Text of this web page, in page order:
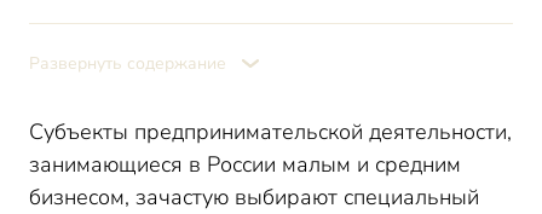
Читайте также: ЕНВД для ООО
Развернуть содержание
Субъекты предпринимательской деятельности,
занимающиеся в России малым и средним
бизнесом, зачастую выбирают специальный